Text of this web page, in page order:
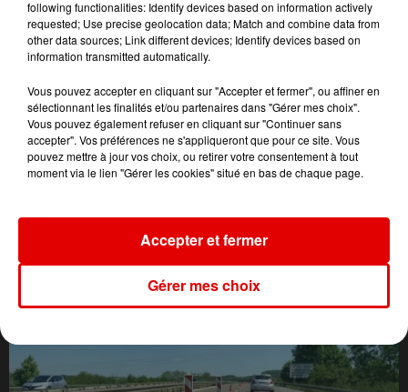
L'ACTU DES ARDENNES
following functionalities: Identify devices based on information actively
requested; Use precise geolocation data; Match and combine data from
other data sources; Link different devices; Identify devices based on
information transmitted automatically.
Vous pouvez accepter en cliquant sur "Accepter et fermer", ou affiner en
sélectionnant les finalités et/ou partenaires dans "Gérer mes choix".
Vous pouvez également refuser en cliquant sur "Continuer sans
accepter". Vos préférences ne s'appliqueront que pour ce site. Vous
pouvez mettre à jour vos choix, ou retirer votre consentement à tout
moment via le lien "Gérer les cookies" situé en bas de chaque page.
Gérer mes choix
Accepter et fermer